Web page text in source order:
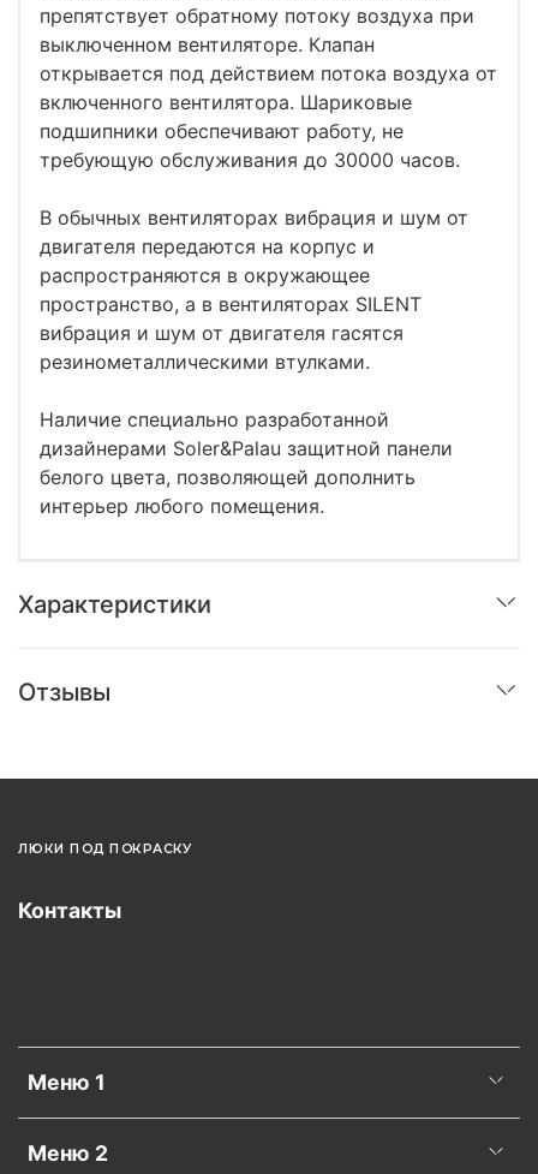
препятствует обратному потоку воздуха при
выключенном вентиляторе. Клапан
открывается под действием потока воздуха от
включенного вентилятора. Шариковые
подшипники обеспечивают работу, не
требующую обслуживания до 30000 часов.
В обычных вентиляторах вибрация и шум от
двигателя передаются на корпус и
распространяются в окружающее
пространство, а в вентиляторах SILENT
вибрация и шум от двигателя гасятся
резинометаллическими втулками.
Наличие специально разработанной
дизайнерами Soler&Palau защитной панели
белого цвета, позволяющей дополнить
интерьер любого помещения.
Характеристики
Отзывы
ЛЮКИ ПОД ПОКРАСКУ
Меню 1
Меню 2
Контакты